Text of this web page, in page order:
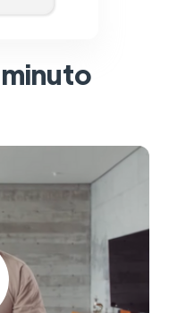
minuto